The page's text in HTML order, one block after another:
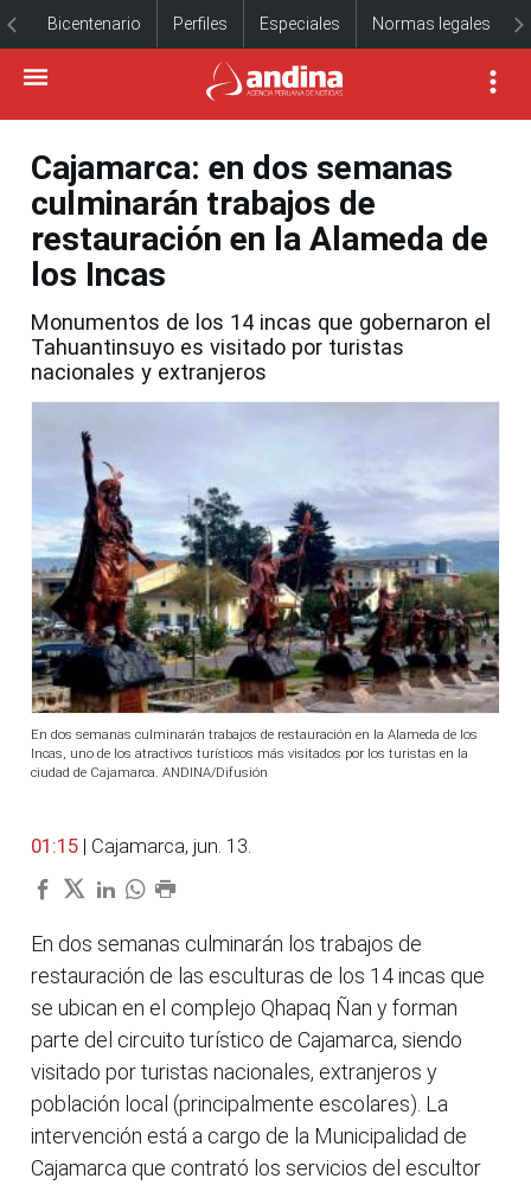
Bicentenario Perfiles Especiales Normas legales
Cajamarca: en dos semanas
culminarán trabajos de
restauración en la Alameda de
los Incas
Monumentos de los 14 incas que gobernaron el
Tahuantinsuyo es visitado por turistas
nacionales y extranjeros
En dos semanas culminarán trabajos de restauración en la Alameda de los
Incas, uno de los atractivos turísticos más visitados por los turistas en la
ciudad de Cajamarca. ANDINA/Difusión
01:15 | Cajamarca, jun. 13.
En dos semanas culminarán los trabajos de
restauración de las esculturas de los 14 incas que
se ubican en el complejo Qhapaq Ñan y forman
parte del circuito turístico de Cajamarca, siendo
visitado por turistas nacionales, extranjeros y
población local (principalmente escolares). La
intervención está a cargo de la Municipalidad de
Cajamarca que contrató los servicios del escultor